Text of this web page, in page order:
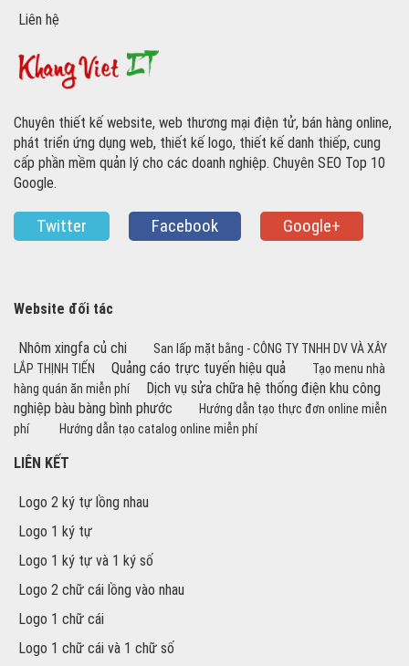
Liên hệ
Chuyên thiết kế website, web thương mại điện tử, bán hàng online,
phát triển ứng dụng web, thiết kế logo, thiết kế danh thiếp, cung
cấp phần mềm quản lý cho các doanh nghiệp. Chuyên SEO Top 10
Google.
Twitter Facebook Google+
Website đối tác
Nhôm xingfa củ chi
San lấp mặt bằng - CÔNG TY TNHH DV VÀ XÂY
LẮP THỊNH TIẾN
Quảng cáo trực tuyến hiệu quả
Tạo menu nhà
hàng quán ăn miễn phí
Dịch vụ sửa chữa hệ thống điện khu công
nghiệp bàu bàng bình phước
Hướng dẫn tạo thực đơn online miễn
phí
Hướng dẫn tạo catalog online miễn phí
LIÊN KẾT
Logo 2 ký tự lồng nhau
Logo 1 ký tự
Logo 1 ký tự và 1 ký số
Logo 2 chữ cái lồng vào nhau
Logo 1 chữ cái
Logo 1 chữ cái và 1 chữ số